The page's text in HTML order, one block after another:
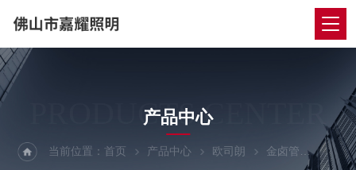
PRODUCTS CENTER
产品中心
当前位置：首页 产品中心 欧司朗 金卤管 欧司